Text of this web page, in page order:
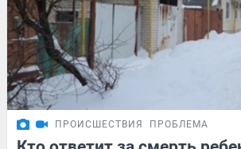
ПРОИСШЕСТВИЯ ПРОБЛЕМА